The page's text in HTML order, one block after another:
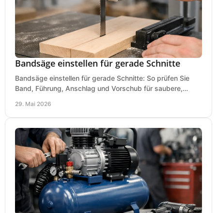
Bandsäge einstellen für gerade Schnitte
Bandsäge einstellen für gerade Schnitte: So prüfen Sie
Band, Führung, Anschlag und Vorschub für saubere,
29. Mai 2026